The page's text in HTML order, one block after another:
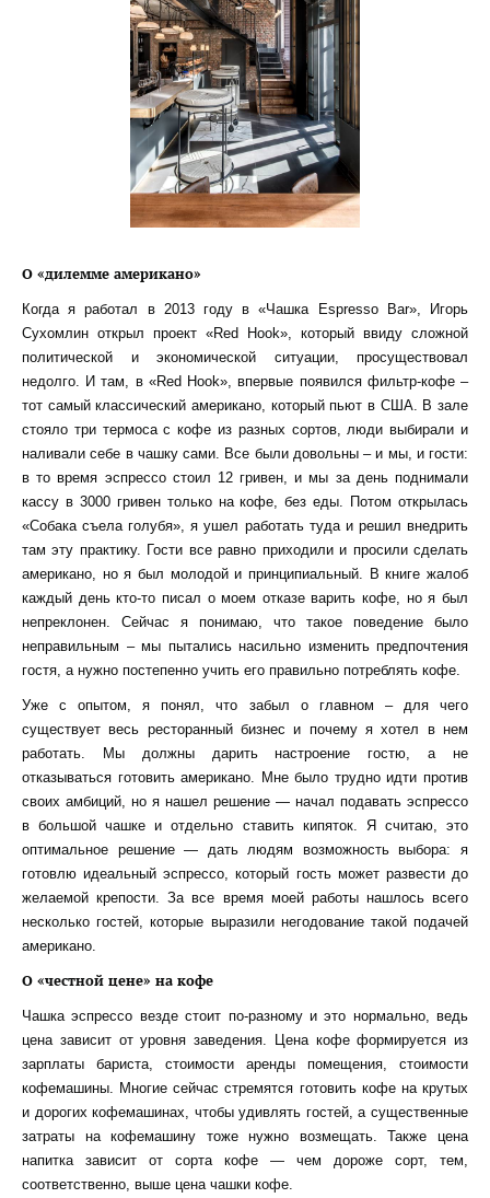
О «дилемме американо»
Когда я работал в 2013 году в «Чашка Espresso Bar», Игорь
Сухомлин открыл проект «Red Hook», который ввиду сложной
политической и экономической ситуации, просуществовал
недолго. И там, в «Red Hook», впервые появился фильтр-кофе –
тот самый классический американо, который пьют в США. В зале
стояло три термоса с кофе из разных сортов, люди выбирали и
наливали себе в чашку сами. Все были довольны – и мы, и гости:
в то время эспрессо стоил 12 гривен, и мы за день поднимали
кассу в 3000 гривен только на кофе, без еды. Потом открылась
«Собака съела голубя», я ушел работать туда и решил внедрить
там эту практику. Гости все равно приходили и просили сделать
американо, но я был молодой и принципиальный. В книге жалоб
каждый день кто-то писал о моем отказе варить кофе, но я был
непреклонен. Сейчас я понимаю, что такое поведение было
неправильным – мы пытались насильно изменить предпочтения
гостя, а нужно постепенно учить его правильно потреблять кофе.
Уже с опытом, я понял, что забыл о главном – для чего
существует весь ресторанный бизнес и почему я хотел в нем
работать. Мы должны дарить настроение гостю, а не
отказываться готовить американо. Мне было трудно идти против
своих амбиций, но я нашел решение — начал подавать эспрессо
в большой чашке и отдельно ставить кипяток. Я считаю, это
оптимальное решение — дать людям возможность выбора: я
готовлю идеальный эспрессо, который гость может развести до
желаемой крепости. За все время моей работы нашлось всего
несколько гостей, которые выразили негодование такой подачей
американо.
О «честной цене» на кофе
Чашка эспрессо везде стоит по-разному и это нормально, ведь
цена зависит от уровня заведения. Цена кофе формируется из
зарплаты бариста, стоимости аренды помещения, стоимости
кофемашины. Многие сейчас стремятся готовить кофе на крутых
и дорогих кофемашинах, чтобы удивлять гостей, а существенные
затраты на кофемашину тоже нужно возмещать. Также цена
напитка зависит от сорта кофе — чем дороже сорт, тем,
соответственно, выше цена чашки кофе.